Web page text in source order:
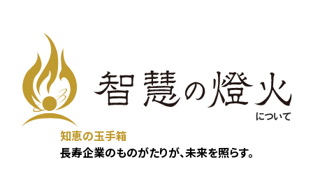
知恵の玉手箱
長寿企業のものがたりが、未来を照らす。